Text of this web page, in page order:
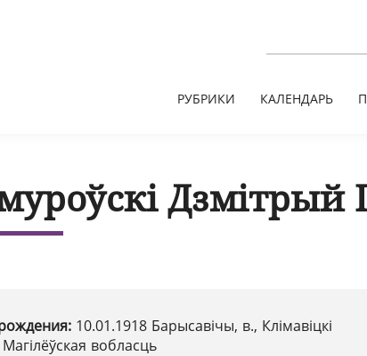
РУБРИКИ КАЛЕНДАРЬ
Дзмітрый
10.01.1918 Барысавічы, в., Клімавіцкі
вобласць